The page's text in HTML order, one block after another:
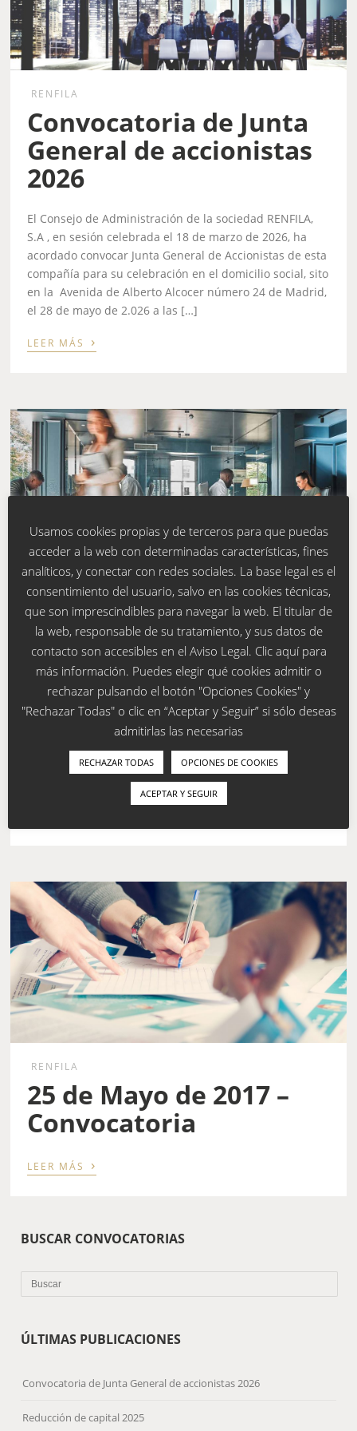
RENFILA
Convocatoria de Junta
General de accionistas
2026
El Consejo de Administración de la sociedad RENFILA,
S.A , en sesión celebrada el 18 de marzo de 2026, ha
acordado convocar Junta General de Accionistas de esta
compañía para su celebración en el domicilio social, sito
en la Avenida de Alberto Alcocer número 24 de Madrid,
el 28 de mayo de 2.026 a las […]
LEER MÁS ›
RENFILA
Reducción de capital
2025
A efectos de lo previsto en el artículo 319 de la Ley de
Sociedades de Capital y artículo 170 del Reglamento del
Registro Mercantil, se hace público que la Junta General
unanimidad, con fecha 25 de abril de 2025, el acuerdo
de reducir el capital social […]
RENFILA
25 de Mayo de 2017 –
Convocatoria
LEER MÁS ›
BUSCAR CONVOCATORIAS
ÚLTIMAS PUBLICACIONES
Convocatoria de Junta General de accionistas 2026
Reducción de capital 2025
Usamos cookies propias y de terceros para que puedas
acceder a la web con determinadas características, fines
analíticos, y conectar con redes sociales. La base legal es el
consentimiento del usuario, salvo en las cookies técnicas,
que son imprescindibles para navegar la web. El titular de
la web, responsable de su tratamiento, y sus datos de
contacto son accesibles en el Aviso Legal. Clic aquípara
más información. Puedes elegir qué cookies admitir o
rechazar pulsando el botón "Opciones Cookies" y
"Rechazar Todas" o clic en “Aceptar y Seguir” si sólo deseas
admitirlas las necesarias
RECHAZAR TODAS OPCIONES DE COOKIES
ACEPTAR Y SEGUIR